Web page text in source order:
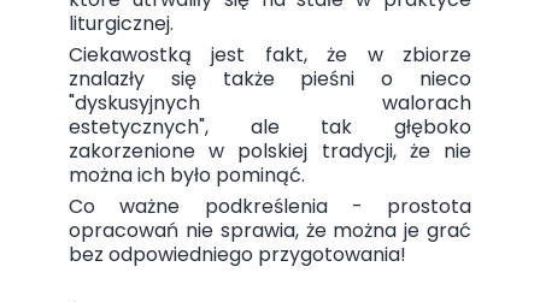
liturgicznej.
Ciekawostką jest fakt, że w zbiorze
znalazły się także pieśni o nieco
"dyskusyjnych walorach
estetycznych", ale tak głęboko
zakorzenione w polskiej tradycji, że nie
można ich było pominąć.
Co ważne podkreślenia - prostota
opracowań nie sprawia, że można je grać
bez odpowiedniego przygotowania!